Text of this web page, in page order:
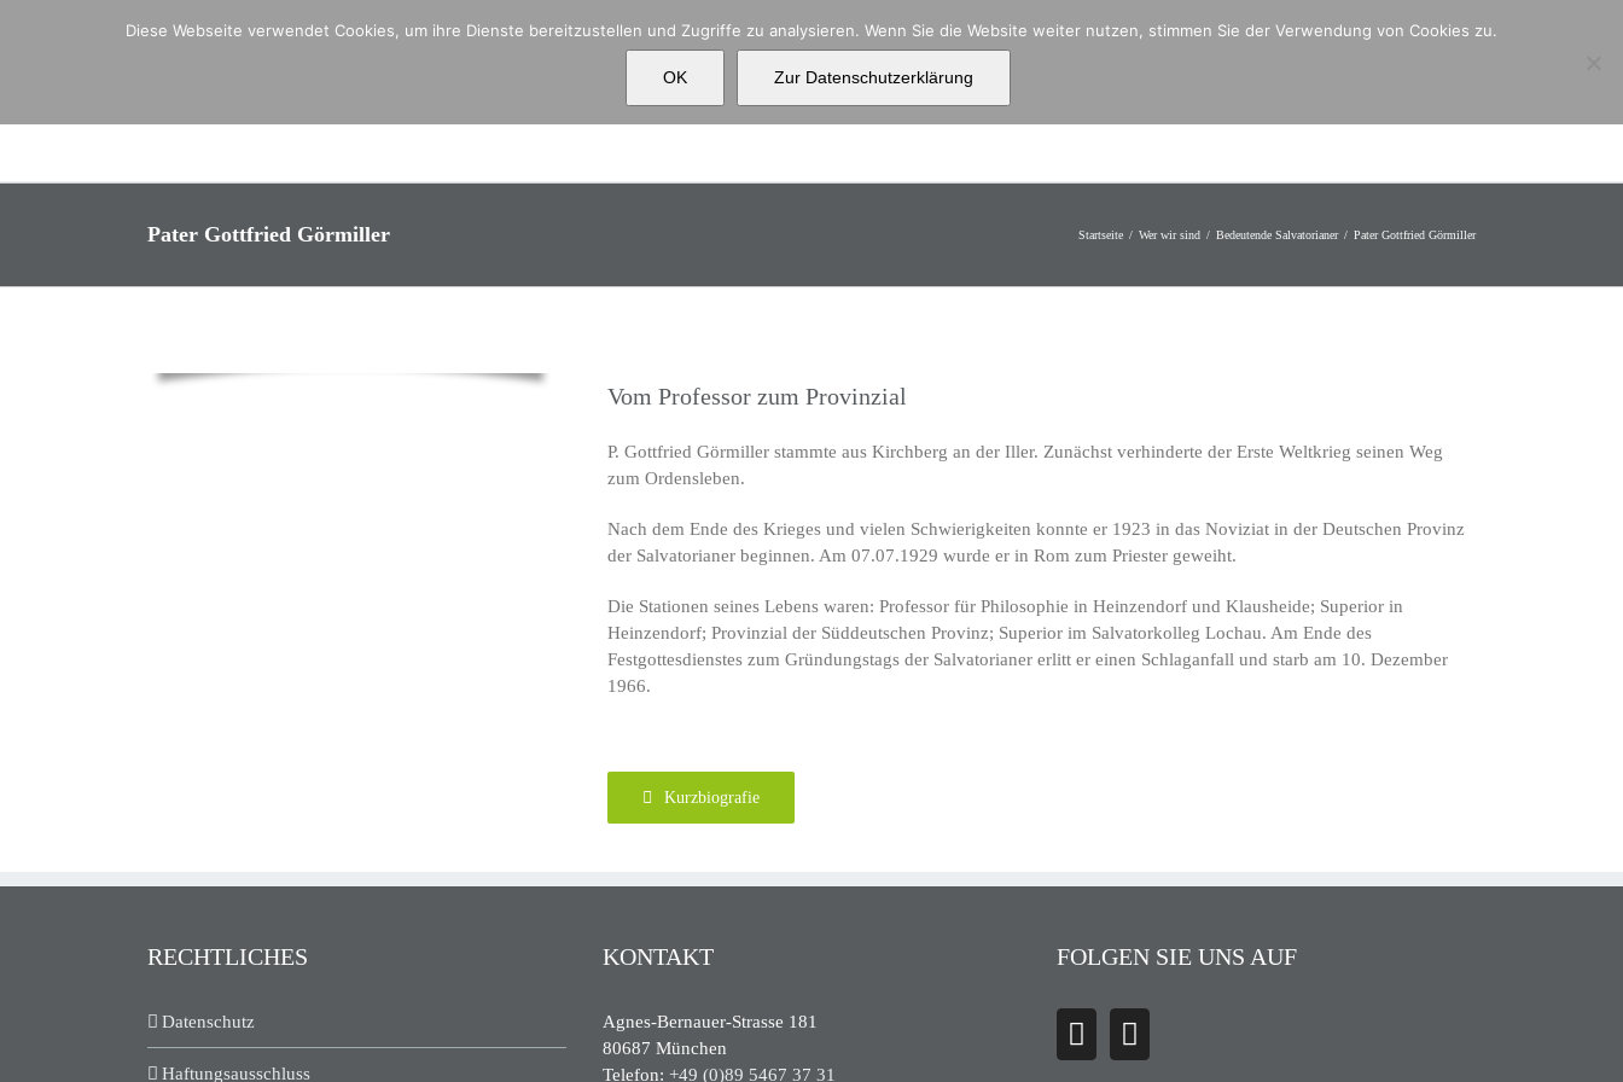
Aktuelles Über uns
Pater Gottfried Görmiller Startseite Wer wir sind Bedeutende Salvatorianer Pater Gottfried Görmiller
Vom Professor zum Provinzial
P. Gottfried Görmiller stammte aus Kirchberg an der Iller. Zunächst verhinderte der Erste Weltkrieg seinen Weg
zum Ordensleben.
Nach dem Ende des Krieges und vielen Schwierigkeiten konnte er 1923 in das Noviziat in der Deutschen Provinz
der Salvatorianer beginnen. Am 07.07.1929 wurde er in Rom zum Priester geweiht.
Die Stationen seines Lebens waren: Professor für Philosophie in Heinzendorf und Klausheide; Superior in
Heinzendorf; Provinzial der Süddeutschen Provinz; Superior im Salvatorkolleg Lochau. Am Ende des
Festgottesdienstes zum Gründungstags der Salvatorianer erlitt er einen Schlaganfall und starb am 10. Dezember
1966.
Kurzbiografie
RECHTLICHES
Datenschutz
Haftungsausschluss
KONTAKT
Agnes-Bernauer-Strasse 181
80687 München
Telefon: +49 (0)89 5467 37 31
FOLGEN SIE UNS AUF
Diese Webseite verwendet Cookies, um ihre Dienste bereitzustellen und Zugriffe zu analysieren. Wenn Sie die Website weiter nutzen, stimmen Sie der Verwendung von Cookies zu.
OK Zur Datenschutzerklärung